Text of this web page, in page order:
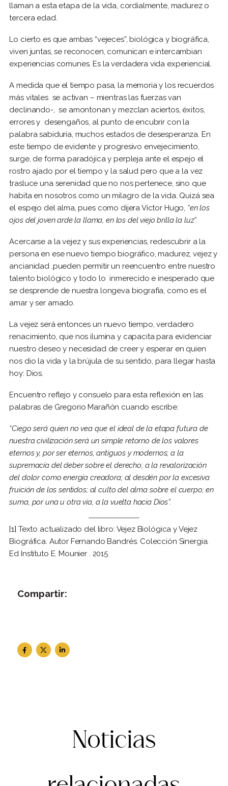
llaman a esta etapa de la vida, cordialmente, madurez o
tercera edad.
Lo cierto es que ambas “vejeces”, biológica y biográfica,
viven juntas, se reconocen, comunican e intercambian
experiencias comunes. Es la verdadera vida experiencial.
A medida que el tiempo pasa, la memoria y los recuerdos
más vitales se activan – mientras las fuerzas van
declinando-, se amontonan y mezclan aciertos, éxitos,
errores y desengaños, al punto de encubrir con la
palabra sabiduría, muchos estados de desesperanza. En
este tiempo de evidente y progresivo envejecimiento,
surge, de forma paradójica y perpleja ante el espejo el
rostro ajado por el tiempo y la salud pero que a la vez
trasluce una serenidad que no nos pertenece, sino que
habita en nosotros como un milagro de la vida. Quizá sea
el espejo del alma, pues como dijera Víctor Hugo, “en los
ojos del joven arde la llama, en los del viejo brilla la luz”.
Acercarse a la vejez y sus experiencias, redescubrir a la
persona en ese nuevo tiempo biográfico, madurez, vejez y
ancianidad ,pueden permitir un reencuentro entre nuestro
talento biológico y todo lo inmerecido e inesperado que
se desprende de nuestra longeva biografía, como es el
amar y ser amado.
La vejez será entonces un nuevo tiempo, verdadero
renacimiento, que nos ilumina y capacita para evidenciar
nuestro deseo y necesidad de creer y esperar en quien
nos dio la vida y la brújula de su sentido, para llegar hasta
hoy: Dios.
Encuentro reflejo y consuelo para esta reflexión en las
palabras de Gregorio Marañón cuando escribe:
“Ciego será quien no vea que el ideal de la etapa futura de
nuestra civilización será un simple retorno de los valores
eternos y, por ser eternos, antiguos y modernos; a la
supremacía del deber sobre el derecho; a la revalorización
del dolor como energía creadora; al desdén por la excesiva
fruición de los sentidos; al culto del alma sobre el cuerpo; en
suma, por una u otra vía, a la vuelta hacia Dios”.
[1] Texto actualizado del libro: Vejez Biológica y Vejez
Biográfica. Autor Fernando Bandrés. Colección Sinergia.
Ed Instituto E. Mounier . 2015
Compartir:
Noticias